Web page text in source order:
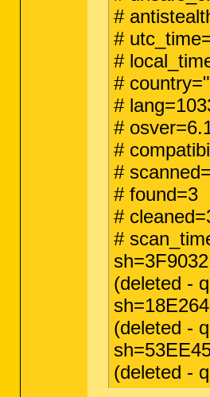
#
#
#
#
#
#
#
#
# found=3
#
#
(deleted -
(deleted -
(deleted -